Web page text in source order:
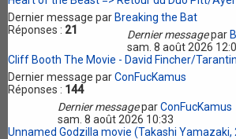
Dernier message par Breaking the Bat
Réponses : 21 Dernier messagepar
sam. 8 août 2026
Cliff Booth The Movie - David Fincher/
Dernier message parConFucKamus
Réponses : 144
Dernier messageparConFucKamus
sam. 8 août 2026 10:33
Unnamed Godzilla movie (Takashi Yamazaki,